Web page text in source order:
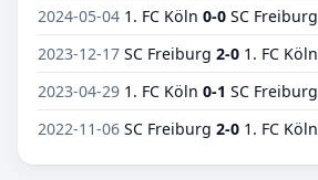
2024-05-04 1. FC Köln 0-0 SC Freiburg
2023-12-17 SC Freiburg 2-0 1. FC Köln
2023-04-29 1. FC Köln 0-1 SC Freiburg
2022-11-06 SC Freiburg 2-0 1. FC Köln